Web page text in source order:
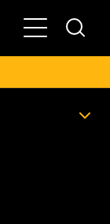
Главное